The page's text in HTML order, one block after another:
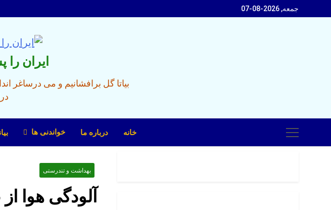
جمعه, 2026-08-07
ایران
بیاتا گل برافشانیم و می درساغر
خانه درباره ما خواندنی ها
بهداشت و تندرستی
آلودگی هوا